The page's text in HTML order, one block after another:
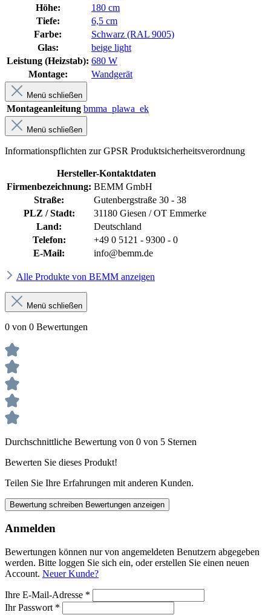
Höhe:
180 cm
Tiefe:
6,5 cm
Farbe:
Schwarz (RAL 9005)
Glas:
beige light
Leistung (Heizstab): 680 W
Montage:
Wandgerät
Menü schließen
Montageanleitung bmma_plawa_ek
Menü schließen
Informationspflichten zur GPSR Produktsicherheitsverordnung
Hersteller-Kontaktdaten
Firmenbezeichnung: BEMM GmbH
Straße:
Gutenbergstraße 30 - 38
PLZ / Stadt:
31180 Giesen / OT Emmerke
Land:
Deutschland
Telefon:
+49 0 5121 - 9300 - 0
E-Mail:
info@bemm.de
Alle Produkte von BEMM anzeigen
Menü schließen
0 von 0 Bewertungen
Durchschnittliche Bewertung von 0 von 5 Sternen
Bewerten Sie dieses Produkt!
Teilen Sie Ihre Erfahrungen mit anderen Kunden.
Bewertung schreiben Bewertungen anzeigen
Anmelden
Bewertungen können nur von angemeldeten Benutzern abgegeben
werden. Bitte loggen Sie sich ein, oder erstellen Sie einen neuen
Account. Neuer Kunde?
Ihre E-Mail-Adresse *
Ihr Passwort *